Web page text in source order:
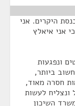
היקרים. אני
אני איאלץ
ונפגעות
ביותר,
חסרה מאוד,
ונצליח לעשות
השיכון